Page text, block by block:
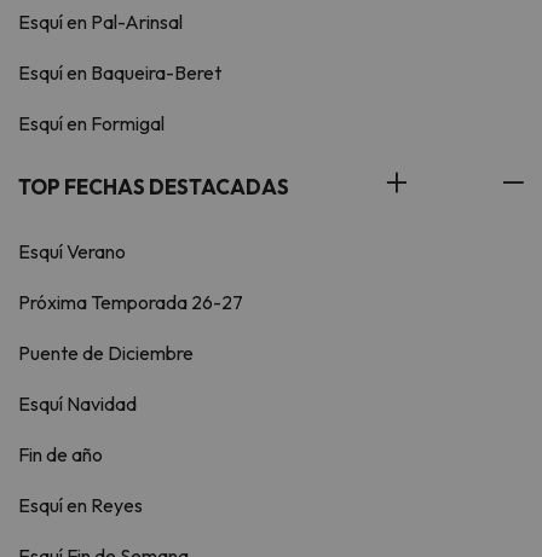
Esquí en Pal-Arinsal
Esquí en Baqueira-Beret
Esquí en Formigal
TOP FECHAS DESTACADAS
Esquí Verano
Próxima Temporada 26-27
Puente de Diciembre
Esquí Navidad
Fin de año
Esquí en Reyes